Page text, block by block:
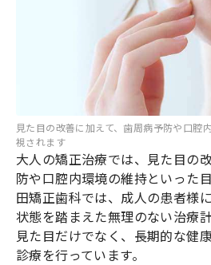
見た目の改善に加えて、歯周病予防や口腔
視されます
大人の矯正治療では、見た目の
防や口腔内環境の維持といった
田矯正歯科では、成人の患者様
状態を踏まえた無理のない治療
見た目だけでなく、長期的な健
診療を行っています。